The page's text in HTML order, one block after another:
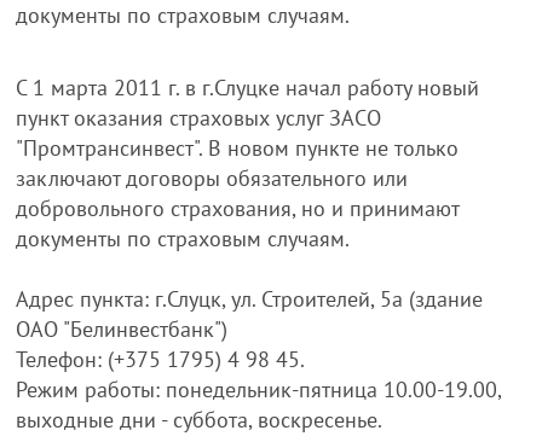
документы по страховым случаям.
С 1 марта 2011 г. в г.Слуцке начал работу новый
пункт оказания страховых услуг ЗАСО
"Промтрансинвест". В новом пункте не только
заключают договоры обязательного или
добровольного страхования, но и принимают
документы по страховым случаям.
Адрес пункта: г.Слуцк, ул. Строителей, 5а (здание
ОАО "Белинвестбанк")
Телефон: (+375 1795) 4 98 45.
Режим работы: понедельник-пятница 10.00-19.00,
выходные дни - суббота, воскресенье.